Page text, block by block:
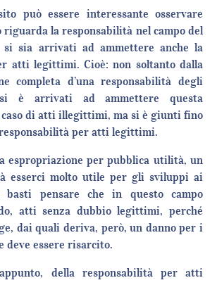
può essere interessante osservare
riguarda la responsabilità nel campo del
sia arrivati ad ammettere anche la
atti legittimi. Cioè: non soltanto dalla
completa d’una responsabilità degli
è arrivati ad ammettere questa
di atti illegittimi, ma si è giunti fino
per atti legittimi.
espropriazione per pubblica utilità, un
esserci molto utile per gli sviluppi ai
pensare che in questo campo
atti senza dubbio legittimi, perché
dai quali deriva, però, un danno per i
deve essere risarcito.
della responsabilità per atti